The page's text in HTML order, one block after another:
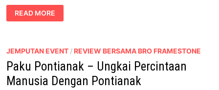
FILEM
ABANG
LEJEN
READ MORE
JEMPUTAN EVENT / REVIEW BERSAMA BRO FRAMESTONE
Paku Pontianak – Ungkai Percintaan
Manusia Dengan Pontianak